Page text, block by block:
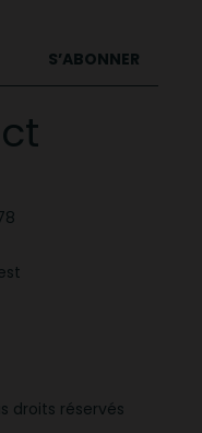
S’ABONNER
droits réservés